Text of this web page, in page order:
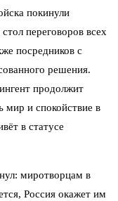
покинули
переговоров всех
посредников с
решения.
продолжит
и спокойствие в
в статусе
миротворцам в
Россия окажет им